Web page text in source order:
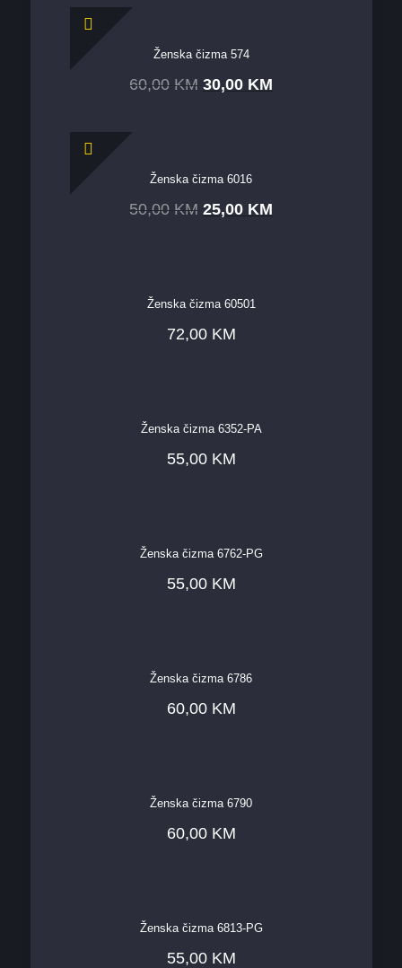
Ženska čizma 574
60,00 KM 30,00 KM
Ženska čizma 6016
50,00 KM 25,00 KM
Ženska čizma 60501
72,00 KM
Ženska čizma 6352-PA
55,00 KM
Ženska čizma 6762-PG
55,00 KM
Ženska čizma 6786
60,00 KM
Ženska čizma 6790
60,00 KM
Ženska čizma 6813-PG
55,00 KM